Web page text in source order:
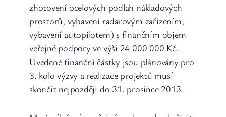
zhotovení ocelových podlah nákladových
prostorů, vybavení radarovým zařízením,
vybavení autopilotem) s finančním objem
veřejné podpory ve výši 24 000 000 Kč.
Uvedené finanční částky jsou plánovány pro
3. kolo výzvy a realizace projektů musí
skončit nejpozději do 31. prosince 2013.